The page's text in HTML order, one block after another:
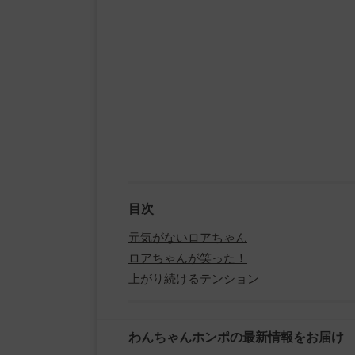
目次
元気がないロアちゃん
ロアちゃんが笑った！
上がり続けるテンション
わんちゃんホンポの最新情報をお届け